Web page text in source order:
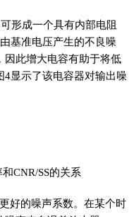
形成一个具有内部电阻
基准电压产生的不良噪
因此增大电容有助于将低
显示了该电容器对输出噪
CNR/SS的关系
好的噪声系数。在某个时